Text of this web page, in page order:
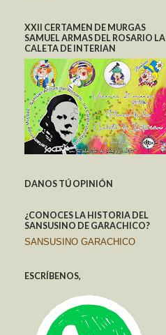
XXII CERTAMEN DE MURGAS
SAMUEL ARMAS DEL ROSARIO LA
CALETA DE INTERIAN
DANOS TÚ OPINIÓN
¿CONOCES LA HISTORIA DEL
SANSUSINO DE GARACHICO?
SANSUSINO GARACHICO
ESCRÍBENOS,